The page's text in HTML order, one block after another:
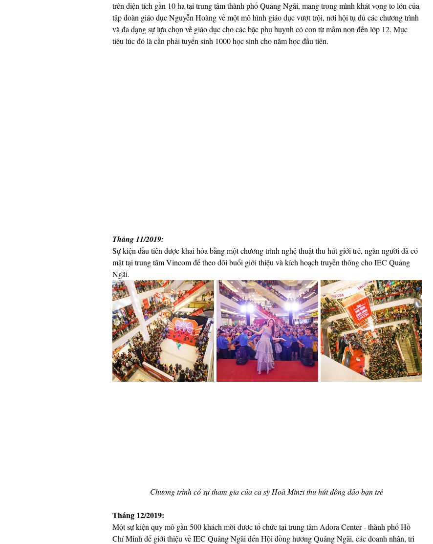
trên diện tích gần 10 ha tại trung tâm thành phố Quảng Ngãi, mang trong mình khát vọng to lớn của
tập đoàn giáo dục Nguyễn Hoàng về một mô hình giáo dục vượt trội, nơi hội tụ đủ các chương trình
và đa dạng sự lựa chọn về giáo dục cho các bậc phụ huynh có con từ mầm non đến lớp 12. Mục
tiêu lúc đó là cần phải tuyển sinh 1000 học sinh cho năm học đầu tiên.
Tháng 11/2019:
Sự kiện đầu tiên được khai hỏa bằng một chương trình nghệ thuật thu hút giới trẻ, ngàn người đã có
mặt tại trung tâm Vincom để theo dõi buổi giới thiệu và kích hoạch truyền thông cho IEC Quảng
Ngãi.
Chương trình có sự tham gia của ca sỹ Hoà Minzi thu hút đông đảo bạn trẻ
Tháng 12/2019:
Một sự kiện quy mô gần 500 khách mời được tổ chức tại trung tâm Adora Center - thành phố Hồ
Chí Minh để giới thiệu về IEC Quảng Ngãi đến Hội đồng hương Quảng Ngãi, các doanh nhân, tri